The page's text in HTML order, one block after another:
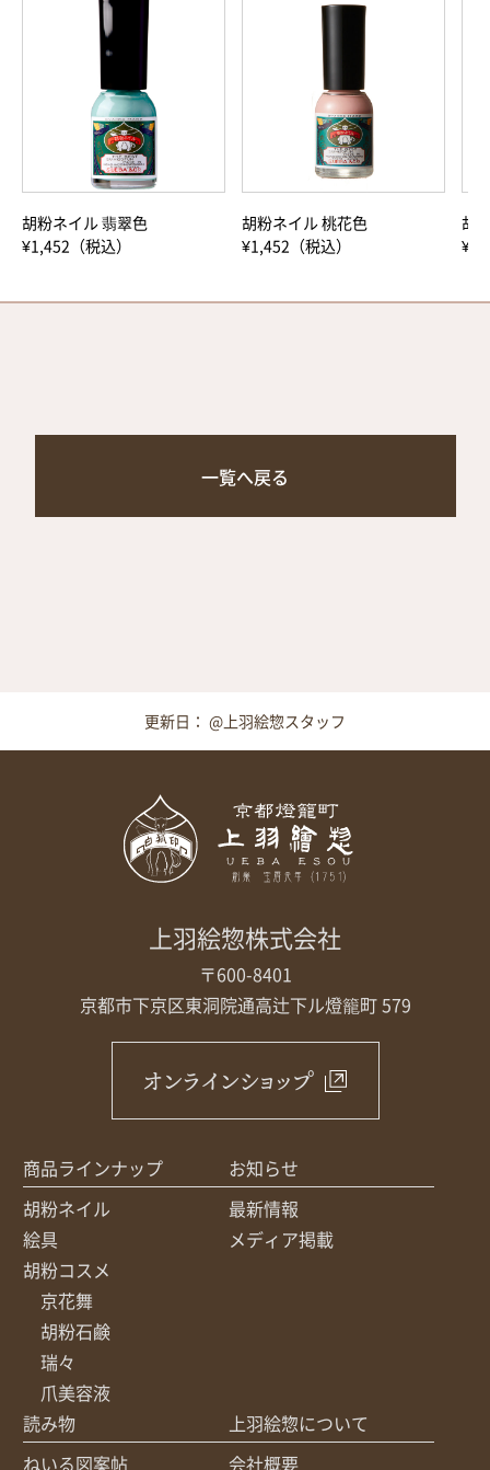
胡粉ネイル 翡翠色
¥1,452（税込）
胡粉ネイル 桃花色
¥1,452（税込）
胡
一覧へ戻る
更新日： @上羽絵惣スタッフ
上羽絵惣株式会社
〒600-8401
京都市下京区東洞院通高辻下ル燈籠町 579
オンラインショップ
商品ラインナップ
胡粉ネイル
絵具
胡粉コスメ
京花舞
胡粉石鹸
瑞々
爪美容液
お知らせ
最新情報
メディア掲載
読み物
ねいる図案帖
上羽絵惣について
会社概要